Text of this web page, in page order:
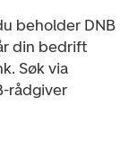
beholder DNB
din bedrift
Søk via
rådgiver